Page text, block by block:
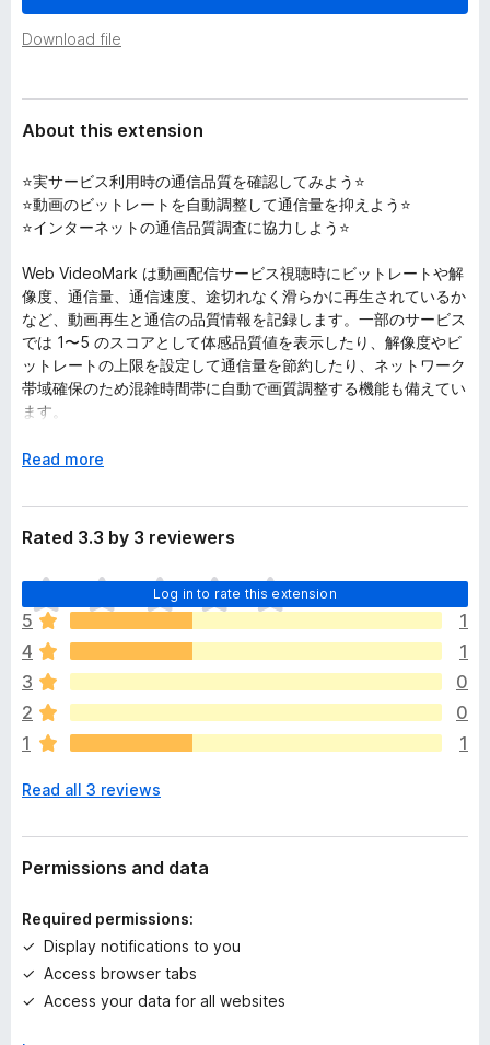
Download file
About this extension
⭐️実サービス利用時の通信品質を確認してみよう⭐️
⭐️動画のビットレートを自動調整して通信量を抑えよう⭐️
⭐️インターネットの通信品質調査に協力しよう⭐️
Web VideoMark は動画配信サービス視聴時にビットレートや解
像度、通信量、通信速度、途切れなく滑らかに再生されているか
など、動画再生と通信の品質情報を記録します。一部のサービス
では 1〜5 のスコアとして体感品質値を表示したり、解像度やビ
ットレートの上限を設定して通信量を節約したり、ネットワーク
帯域確保のため混雑時間帯に自動で画質調整する機能も備えてい
ます。
インストール後は調査対象となる動画配信サービスでお好きな動
値計算を行います。視聴終了後も計測結果を一覧で確認したり、
他の利用者の計測結果と比較して頂けます。
品質に視聴できるか確認してみてください。
■■■ 使い方 ■■■
調査対象となる動画配信サービスは現在 AbemaTV, Amazon
Prime Video, dTV, FOD, NHK オンデマンド, Paravi, TVer,
YouTube, ニコニコ動画, ニコニコ生放送です。TVer, Paravi,
YouTube では動画を再生すると、体感品質値の計算に必要な動
す。計測中はツールバーに追加される VideoMark アイコンの色
ジを開いて、どの程度動画を見たか確認したり、視聴した動画の
一覧や視聴時のネットワークやプレイヤーの情報を確認頂けま
動画視聴時の通信量を抑えたい場合は、設定画面で解像度やビッ
E
p
a
n
o
Read more
Rated 3.3 by 3 reviewers
Log in to rate this extension
T
h
e
r
e
a
r
e
o
a
t
n
s
y
e
5
1
4
1
3
0
2
0
1
1
Read all 3 reviews
Permissions and data
Required permissions:
Display notifications to you
Access browser tabs
Access your data for all websites